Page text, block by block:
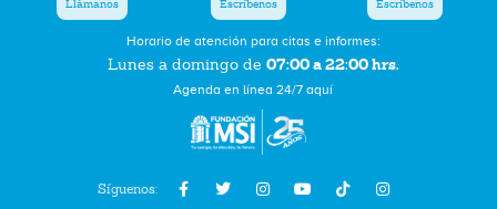
Síguenos:
Horario de atención para citas e informes:
Lunes a domingo de 07:00 a 22:00 hrs.
Agenda en línea 24/7 aquí
Llámanos Escríbenos Escríbenos